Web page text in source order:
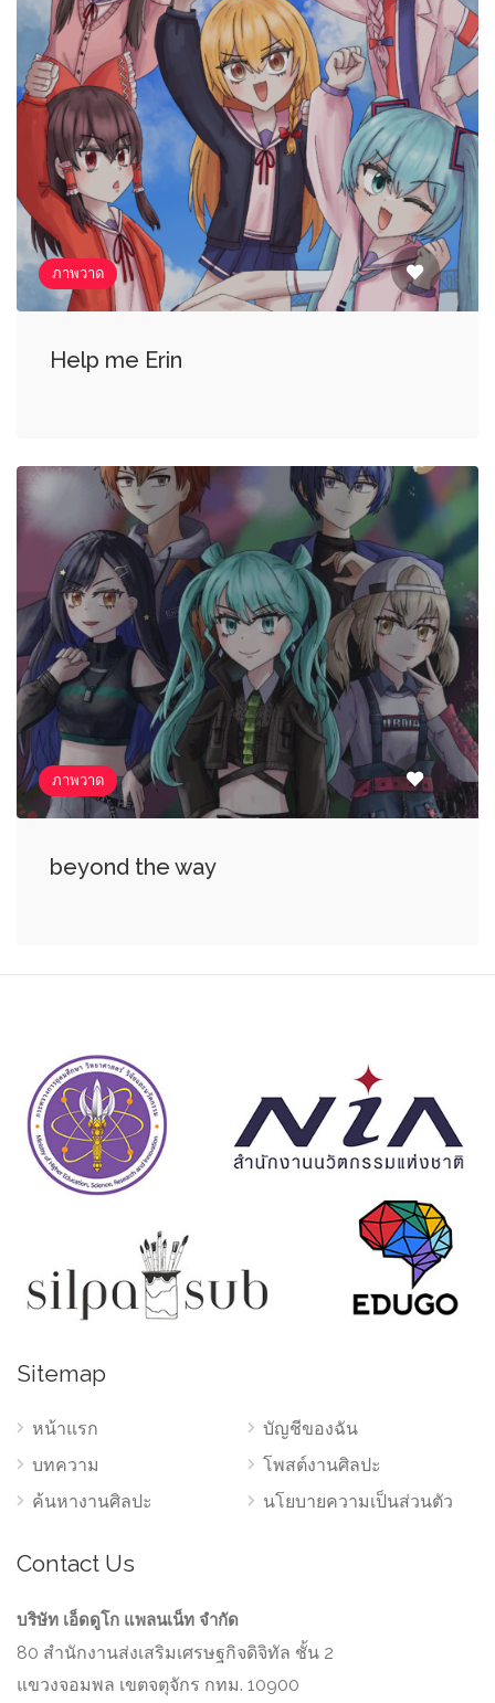
ภาพวาด
Help me Erin
ภาพวาด
beyond the way
Sitemap
หน้าแรก
บทความ
ค้นหางานศิลปะ
บัญชีของฉัน
โพสต์งานศิลปะ
นโยบายความเป็นส่วนตัว
Contact Us
บริษัท เอ็ดดูโก แพลนเน็ท จำกัด
80 สำนักงานส่งเสริมเศรษฐกิจดิจิทัล ชั้น 2
แขวงจอมพล เขตจตุจักร กทม. 10900